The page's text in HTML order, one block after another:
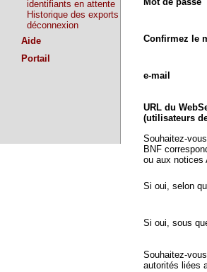
identifiants en attente
Historique des exports
déconnexion
Aide
Portail
Confirmez le
e-mail
URL du
(utilisateurs
Souhaitez-
BNF
ou aux notices
Si oui, selon
Si oui, sous
Souhaitez-
autorités liées